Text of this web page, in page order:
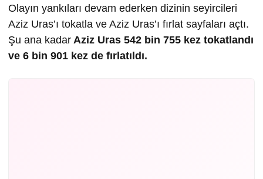
Olayın yankıları devam ederken dizinin seyircileri
Aziz Uras’ı tokatla ve Aziz Uras’ı fırlat sayfaları açtı.
Şu ana kadar Aziz Uras 542 bin 755 kez tokatlandı
ve 6 bin 901 kez de fırlatıldı.